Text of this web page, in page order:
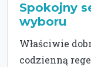
Spokojny
wyboru
Właściwie
codzienną